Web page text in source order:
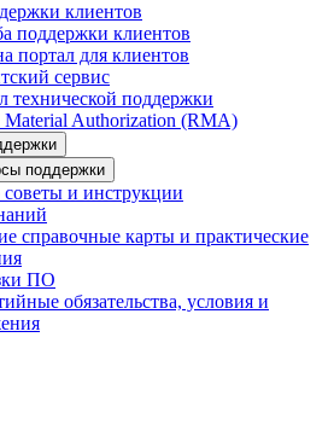
клиентов
поддержки клиентов
портал для клиентов
сервис
технической поддержки
Material Authorization (RMA)
поддержки
и инструкции
справочные карты и практические
ПО
обязательства, условия и